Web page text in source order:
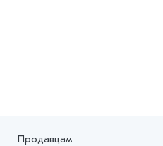
Продавцам